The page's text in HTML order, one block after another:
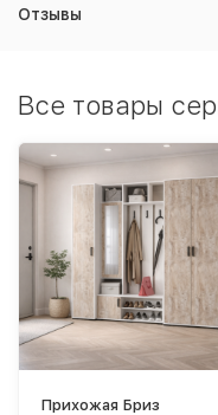
Отзывы
Все товары
Прихожая Бриз